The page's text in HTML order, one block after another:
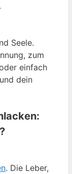
Seele.
zum
einfach
dein
. Die Leber,